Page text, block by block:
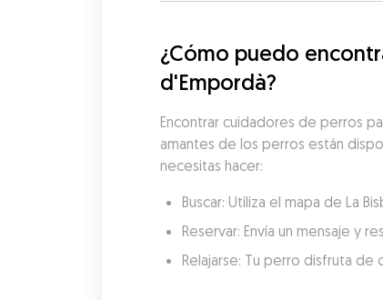
¿Cómo puedo
d'Empordà?
Encontrar cuidadores de perros
amantes de los perros están
necesitas hacer:
Buscar: Utiliza el mapa de La
Reservar: Envía un mensaje y
Relajarse: Tu perro disfruta de